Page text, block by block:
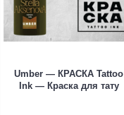
Umber — КРАСКА Tattoo
Ink — Краска для тату